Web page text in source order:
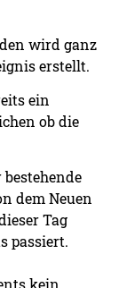
wird ganz
erstellt.
ein
ob die
dem Neuen
Tag
passiert.
kein